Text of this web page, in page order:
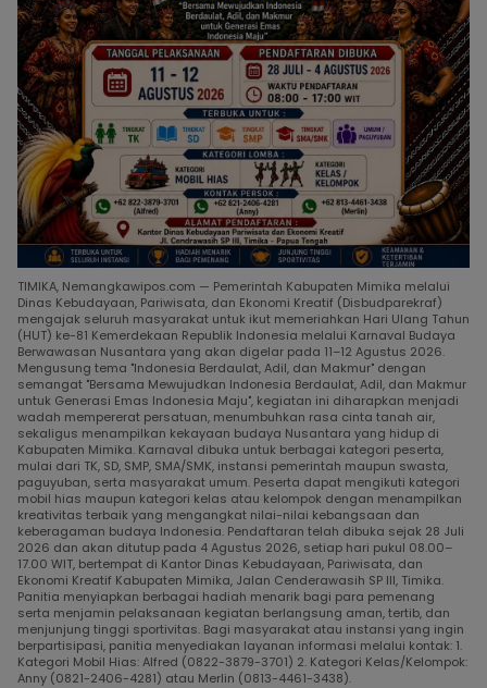
TIMIKA, Nemangkawipos.com — Pemerintah Kabupaten Mimika melalui
Dinas Kebudayaan, Pariwisata, dan Ekonomi Kreatif (Disbudparekraf)
mengajak seluruh masyarakat untuk ikut memeriahkan Hari Ulang Tahun
(HUT) ke-81 Kemerdekaan Republik Indonesia melalui Karnaval Budaya
Berwawasan Nusantara yang akan digelar pada 11–12 Agustus 2026.
Mengusung tema "Indonesia Berdaulat, Adil, dan Makmur" dengan
semangat "Bersama Mewujudkan Indonesia Berdaulat, Adil, dan Makmur
untuk Generasi Emas Indonesia Maju", kegiatan ini diharapkan menjadi
wadah mempererat persatuan, menumbuhkan rasa cinta tanah air,
sekaligus menampilkan kekayaan budaya Nusantara yang hidup di
Kabupaten Mimika. Karnaval dibuka untuk berbagai kategori peserta,
mulai dari TK, SD, SMP, SMA/SMK, instansi pemerintah maupun swasta,
paguyuban, serta masyarakat umum. Peserta dapat mengikuti kategori
mobil hias maupun kategori kelas atau kelompok dengan menampilkan
kreativitas terbaik yang mengangkat nilai-nilai kebangsaan dan
keberagaman budaya Indonesia. Pendaftaran telah dibuka sejak 28 Juli
2026 dan akan ditutup pada 4 Agustus 2026, setiap hari pukul 08.00–
17.00 WIT, bertempat di Kantor Dinas Kebudayaan, Pariwisata, dan
Ekonomi Kreatif Kabupaten Mimika, Jalan Cenderawasih SP III, Timika.
Panitia menyiapkan berbagai hadiah menarik bagi para pemenang
serta menjamin pelaksanaan kegiatan berlangsung aman, tertib, dan
menjunjung tinggi sportivitas. Bagi masyarakat atau instansi yang ingin
berpartisipasi, panitia menyediakan layanan informasi melalui kontak: 1.
Kategori Mobil Hias: Alfred (0822-3879-3701) 2. Kategori Kelas/Kelompok:
Anny (0821-2406-4281) atau Merlin (0813-4461-3438).